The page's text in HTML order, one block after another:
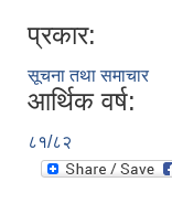
प्रकार:
सूचना तथा समाचार
आर्थिक वर्ष:
८१/८२